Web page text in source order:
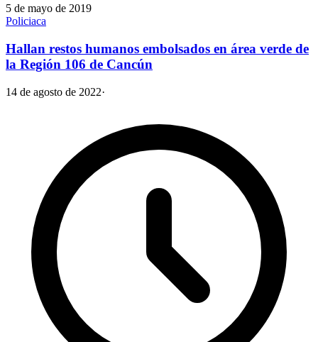
5 de mayo de 2019
Policiaca
Hallan restos humanos embolsados en área verde de
la Región 106 de Cancún
14 de agosto de 2022·